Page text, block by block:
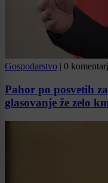
Gospodarstvo | 0
Pahor po posvetih
glasovanje že zelo